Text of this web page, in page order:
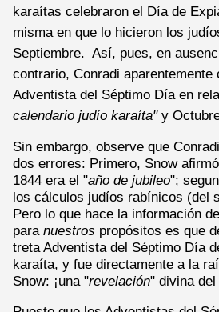
karaítas celebraron el Día de
misma en que lo hicieron los
Septiembre. Así, pues, en
contrario, Conradi
Adventista del Séptimo Día en
calendario judío karaíta"y
Sin embargo, observe que
dos errores: Primero, Snow
1844 era el "año de jubileo";
los cálculos judíos rabínicos (del
Pero lo que hace la información
para nuestros propósitos es que
treta Adventista del Séptimo Día
karaíta, y fue directamente a la
Snow: ¡una "revelación" divina del